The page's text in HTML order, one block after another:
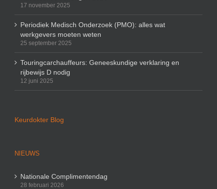
17 november 2025
Periodiek Medisch Onderzoek (PMO): alles wat
werkgevers moeten weten
25 september 2025
Touringcarchauffeurs: Geneeskundige verklaring en
rijbewijs D nodig
12 juni 2025
Keurdokter Blog
NIEUWS
Nationale Complimentendag
28 februari 2026